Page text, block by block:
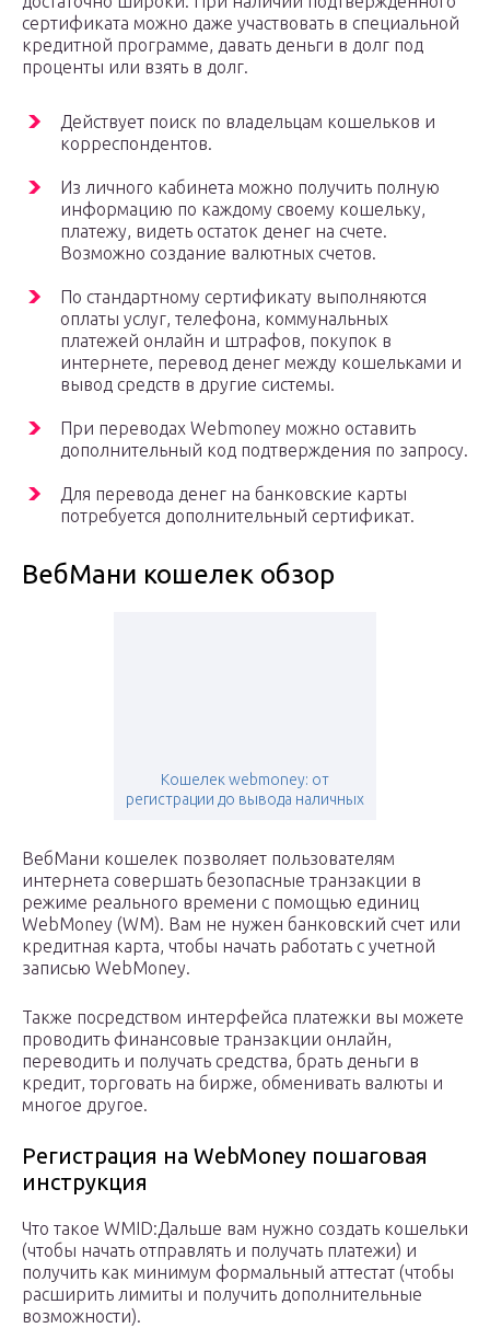
сертификата можно даже участвовать в специальной
кредитной программе, давать деньги в долг под
проценты или взять в долг.
Действует поиск по владельцам кошельков и
корреспондентов.
Из личного кабинета можно получить полную
информацию по каждому своему кошельку,
платежу, видеть остаток денег на счете.
Возможно создание валютных счетов.
По стандартному сертификату выполняются
оплаты услуг, телефона, коммунальных
платежей онлайн и штрафов, покупок в
интернете, перевод денег между кошельками и
вывод средств в другие системы.
При переводах Webmoney можно оставить
дополнительный код подтверждения по запросу.
Для перевода денег на банковские карты
потребуется дополнительный сертификат.
ВебМани кошелек обзор
Кошелек webmoney: от
регистрации до вывода наличных
ВебМани кошелек позволяет пользователям
интернета совершать безопасные транзакции в
режиме реального времени с помощью единиц
WebMoney (WM). Вам не нужен банковский счет или
кредитная карта, чтобы начать работать с учетной
записью WebMoney.
Также посредством интерфейса платежки вы можете
проводить финансовые транзакции онлайн,
переводить и получать средства, брать деньги в
кредит, торговать на бирже, обменивать валюты и
многое другое.
Регистрация на WebMoney пошаговая
инструкция
Что такое WMID:Дальше вам нужно создать кошельки
(чтобы начать отправлять и получать платежи) и
получить как минимум формальный аттестат (чтобы
расширить лимиты и получить дополнительные
возможности).